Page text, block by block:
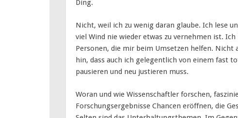
Ding.
Nicht, weil ich zu wenig daran glaube. Ich lese
viel Wind nie wieder etwas zu vernehmen ist.
Personen, die mir beim Umsetzen helfen. Nicht
hin, dass auch ich gelegentlich von einem fast
pausieren und neu justieren muss.
Woran und wie Wissenschaftler forschen,
Forschungsergebnisse Chancen eröffnen, die